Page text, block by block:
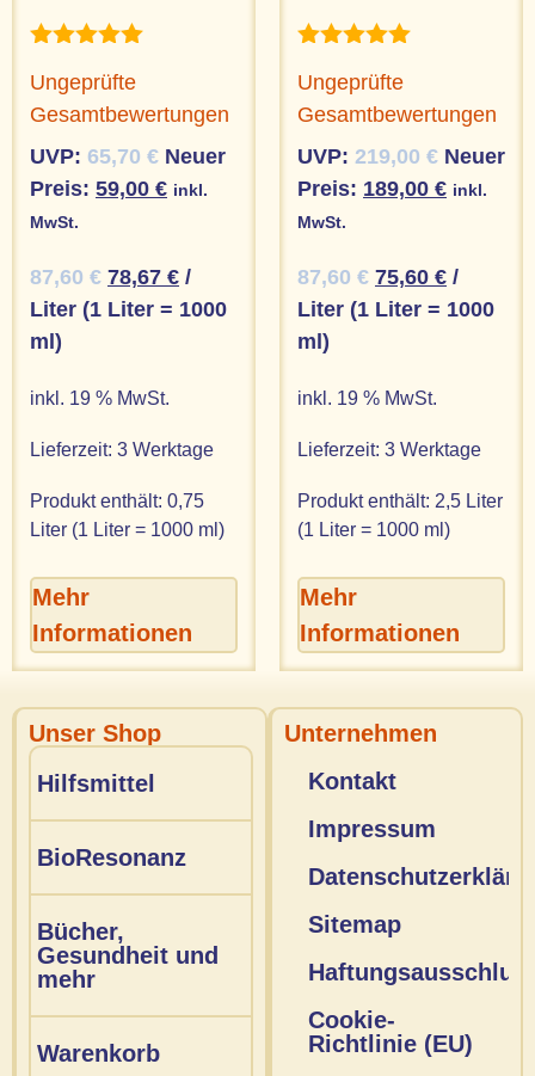
mit
5.00
von 5
Ungeprüfte
Gesamtbewertungen
UVP: 65,70 € Neuer
Preis: 59,00 € inkl.
MwSt.
87,60 € 78,67 € /
Liter (1 Liter = 1000
ml)
inkl. 19 % MwSt.
Lieferzeit: 3 Werktage
Produkt enthält: 0,75
Liter (1 Liter = 1000 ml)
Mehr
Informationen
mit
5.00
von 5
Ungeprüfte
Gesamtbewertungen
UVP: 219,00 € Neuer
Preis: 189,00 € inkl.
MwSt.
87,60 € 75,60 € /
Liter (1 Liter = 1000
ml)
inkl. 19 % MwSt.
Lieferzeit: 3 Werktage
Produkt enthält: 2,5 Liter
(1 Liter = 1000 ml)
Mehr
Informationen
Unser Shop
Hilfsmittel
BioResonanz
Bücher,
Gesundheit und
mehr
Warenkorb
Unternehmen
Kontakt
Impressum
Sitemap
Cookie-
Richtlinie (EU)